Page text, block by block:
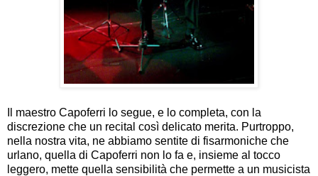
Il maestro Capoferri lo segue, e lo completa, con la
discrezione che un recital così delicato merita. Purtroppo,
nella nostra vita, ne abbiamo sentite di fisarmoniche che
urlano, quella di Capoferri non lo fa e, insieme al tocco
leggero, mette quella sensibilità che permette a un musicista